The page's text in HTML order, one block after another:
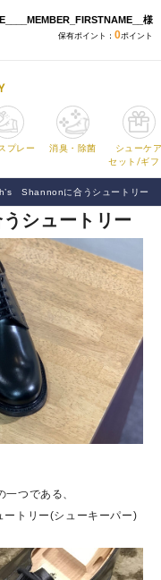
プレー 消臭・除菌
シューケ
セット/ギフ
Shannonに合うシュートリー
シュートリー
つである、
トリー(シューキーパー)